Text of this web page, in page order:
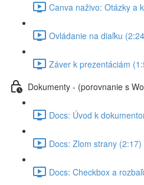
Canva naživo: Otázky a
Ovládanie na diaľku
Záver k prezentáciám
Dokumenty - (porovnanie s
Docs: Úvod k
Docs: Zlom strany (2:17)
Docs: Checkbox a